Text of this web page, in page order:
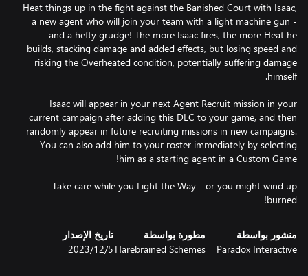
Heat things up in the fight against the Banished Court with Isaac,
a new agent who will join your team with a light machine gun -
and a hefty grudge! The more Isaac fires, the more Heat he
builds, stacking damage and added effects, but losing speed and
risking the Overheated condition, potentially suffering damage
Isaac will appear in your next Agent Recruit mission in your
current campaign after adding this DLC to your game, and then
randomly appear in future recruiting missions in new campaigns.
You can also add him to your roster immediately by selecting
Take care while you Light the Way - or you might wind up
burned!
منشور بواسطة
Paradox Interactive
مطورة بواسطة
Harebrained Schemes
تاريخ الإصدار
5‏/12‏/2023